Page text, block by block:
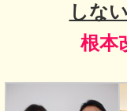
しな
根本